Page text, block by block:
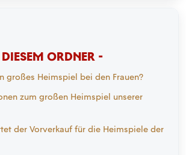
ORDNER -
großes Heimspiel bei den Frauen?
zum großen Heimspiel unserer
der Vorverkauf für die Heimspiele der